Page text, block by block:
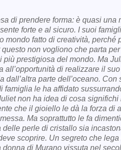
di prendere forma: è quasi una
forte e al sicuro. I suoi
mondo fatto di creatività, perché
non vogliono che parta
più prestigiosa del mondo. Ma
all’opportunità di realizzare il
dall’altra parte dell’oceano. Con
famiglia le ha affidato
non ha idea di cosa
che il gioiello le dà la forza di
Ma soprattutto le fa
perle di cristallo sia
scoprire. Un segreto che
di Murano vissuta nel